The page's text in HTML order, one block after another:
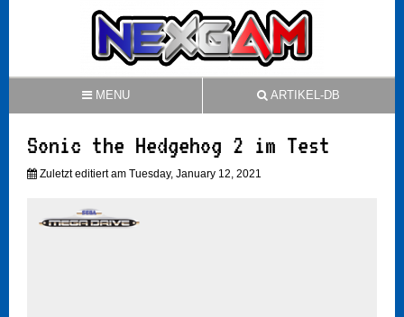
MENU ARTIKEL-DB
Sonic the Hedgehog 2 im Test
Zuletzt editiert am Tuesday, January 12, 2021